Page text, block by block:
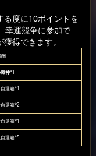
る度に10ポイントを
幸運競争に参加で
得できます。
酬
神*1
選箱*1
選箱*2
選箱*1
選箱*5